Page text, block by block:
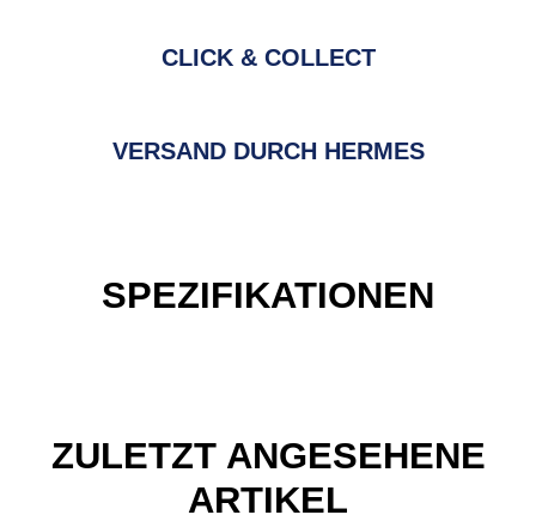
CLICK & COLLECT
VERSAND DURCH HERMES
SPEZIFIKATIONEN
ZULETZT ANGESEHENE
ARTIKEL